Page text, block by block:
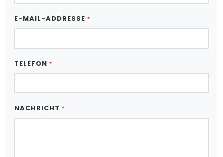
E-MAIL-ADDRESSE *
TELEFON *
NACHRICHT *